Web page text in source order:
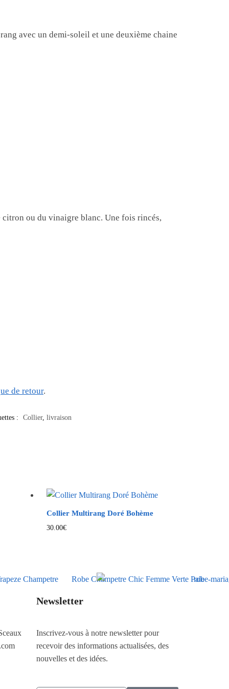
avec un demi-soleil et une deuxième chaine
ou du vinaigre blanc. Une fois rincés,
de retour.
: Collier, livraison
Collier Multirang Doré Bohème
30.00€
Newsletter
Inscrivez-vous à notre newsletter pour
recevoir des informations actualisées, des
nouvelles et des idées.